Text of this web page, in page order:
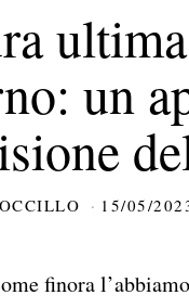
un
15/05/
finora